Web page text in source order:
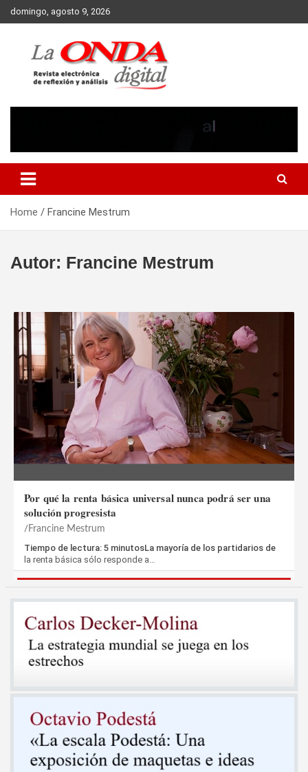
Skip
to
domingo, agosto 9, 2026
Home Francine Mestrum
Autor: Francine Mestrum
Por qué la renta básica universal nunca podrá ser una
solución progresista
Francine Mestrum
Tiempo de lectura: 5 minutosLa mayoría de los partidarios de
la renta básica sólo responde a…